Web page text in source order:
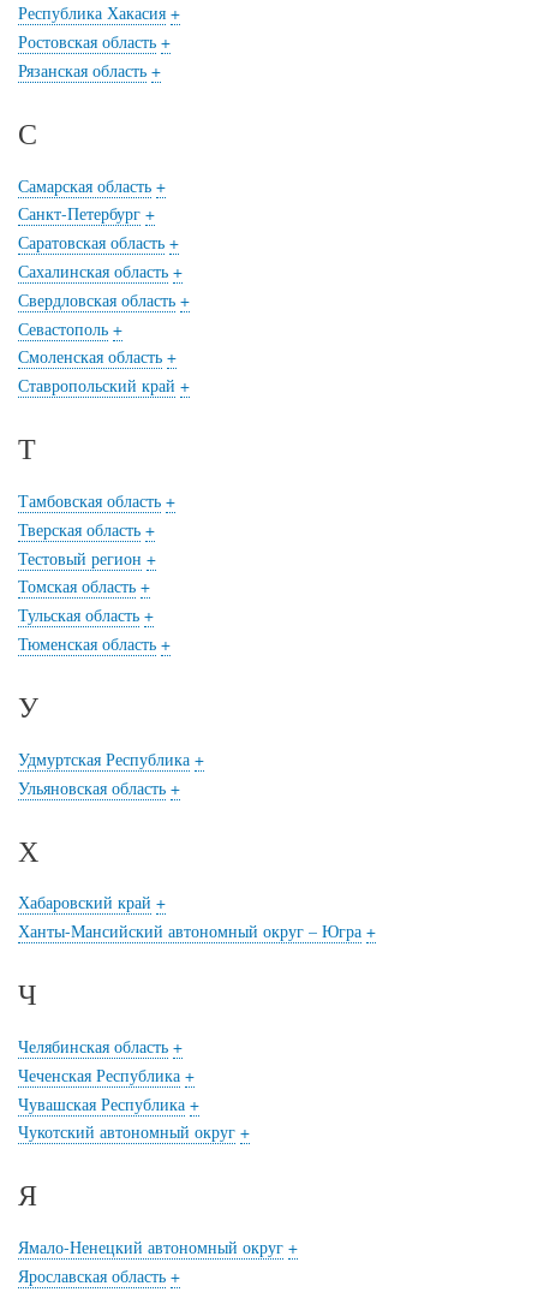
Республика Хакасия +
Ростовская область +
Рязанская область +
С
Самарская область +
Санкт-Петербург +
Саратовская область +
Сахалинская область +
Свердловская область +
Севастополь +
Смоленская область +
Ставропольский край +
Т
Тамбовская область +
Тверская область +
Тестовый регион +
Томская область +
Тульская область +
Тюменская область +
У
Удмуртская Республика +
Ульяновская область +
Х
Хабаровский край +
Ханты-Мансийский автономный округ – Югра +
Ч
Челябинская область +
Чеченская Республика +
Чувашская Республика +
Чукотский автономный округ +
Я
Ямало-Ненецкий автономный округ +
Ярославская область +